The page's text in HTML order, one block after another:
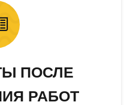
ПОСЛЕ
РАБОТ